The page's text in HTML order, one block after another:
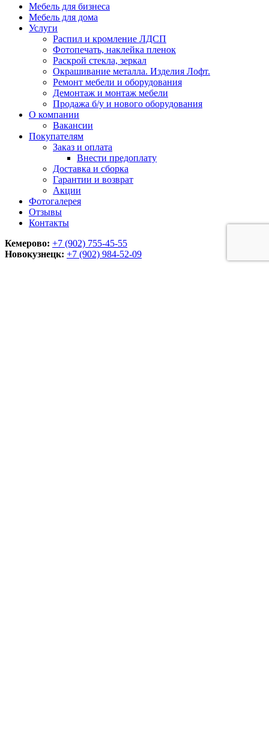
Мебель для бизнеса
Мебель для дома
Услуги
Распил и кромление ЛДСП
Фотопечать, наклейка пленок
Раскрой стекла, зеркал
Окрашивание металла. Изделия Лофт.
Ремонт мебели и оборудования
Демонтаж и монтаж мебели
Продажа б/у и нового оборудования
О компании
Вакансии
Покупателям
Заказ и оплата
Внести предоплату
Доставка и сборка
Гарантии и возврат
Акции
Фотогалерея
Отзывы
Контакты
Кемерово: +7 (902) 755-45-55
Новокузнецк: +7 (902) 984-52-09